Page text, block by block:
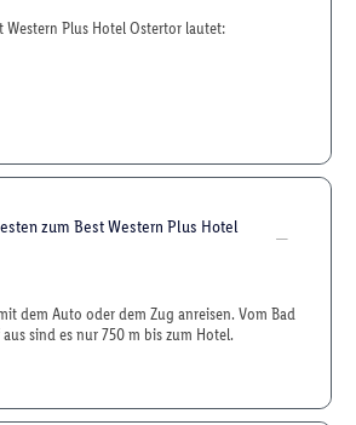
Western Plus Hotel Ostertor lautet:
zum Best Western Plus Hotel
dem Auto oder dem Zug anreisen. Vom Bad
sind es nur 750 m bis zum Hotel.